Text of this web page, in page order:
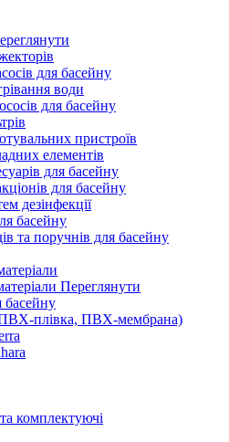
для басейну
води
для басейну
пристроїв
елементів
для басейну
для басейну
дезінфекції
басейну
та поручнів для басейну
Переглянути
басейну
плівка, ПВХ-мембрана)
комплектуючі